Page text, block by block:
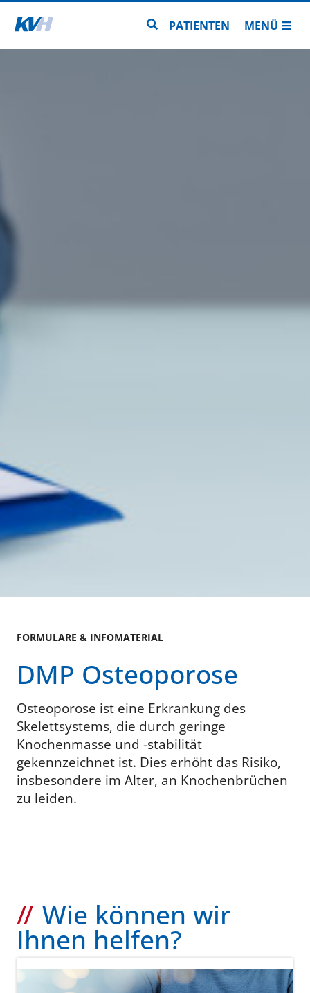
Zur Startseite Zur Seitensuche
PATIENTEN MENÜ
FORMULARE & INFOMATERIAL
DMP Osteoporose
Osteoporose ist eine Erkrankung des
Skelettsystems, die durch geringe
Knochenmasse und -stabilität
gekennzeichnet ist. Dies erhöht das Risiko,
insbesondere im Alter, an Knochenbrüchen
zu leiden.
Wie können wir
Ihnen helfen?